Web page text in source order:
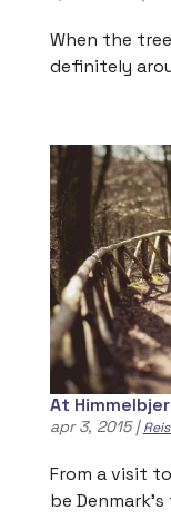
When the
definitely
At
apr 3, 2015|
From a visit
be